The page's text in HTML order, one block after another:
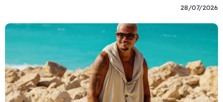
28/07/2026